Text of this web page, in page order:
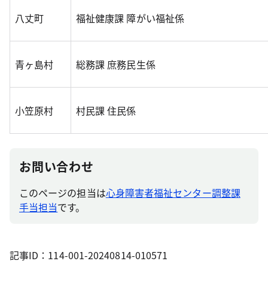
八丈町 福祉健康課 障がい福祉係
青ヶ島村 総務課 庶務民生係
小笠原村 村民課 住民係
お問い合わせ
このページの担当は心身障害者福祉センター調整課
手当担当です。
記事ID：114-001-20240814-010571